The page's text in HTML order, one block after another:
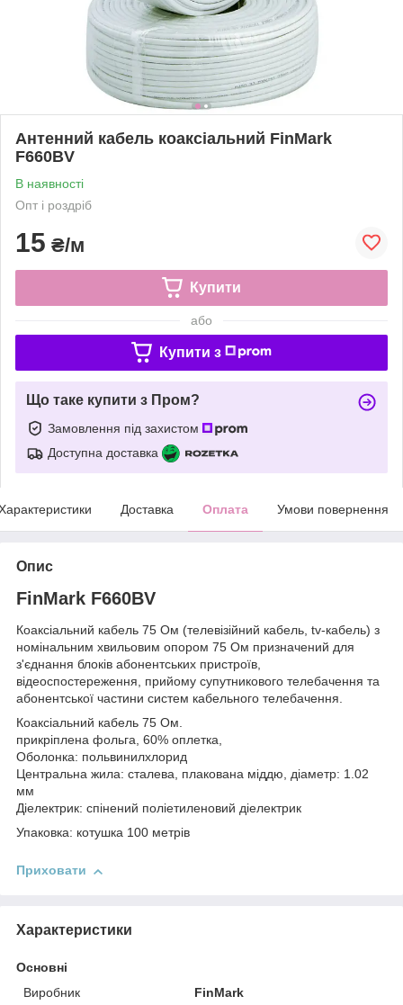
Антенний кабель коаксіальний FinMark
F660BV
В наявності
Опт і роздріб
15 ₴/м
Купити
або
Купити з
Що таке купити з Пром?
Замовлення під захистом
Доступна доставка
Доставка Оплата Умови повернення
Опис
FinMark F660BV
Коаксіальний кабель 75 Ом (телевізійний кабель, tv-кабель) з
номінальним хвильовим опором 75 Ом призначений для
з'єднання блоків абонентських пристроїв,
відеоспостереження, прийому супутникового телебачення та
абонентської частини систем кабельного телебачення.
Коаксіальний кабель 75 Ом.
прикріплена фольга, 60% оплетка,
Оболонка: польвинилхлорид
Центральна жила: сталева, плакована міддю, діаметр: 1.02
мм
Діелектрик: спінений поліетиленовий діелектрик
Упаковка: котушка 100 метрів
Приховати
Характеристики
Основні
Виробник
FinMark